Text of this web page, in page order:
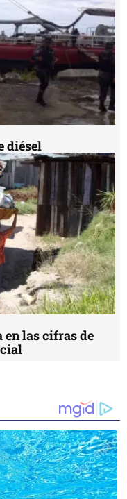
diésel
en las cifras de